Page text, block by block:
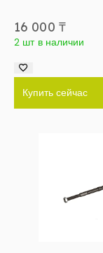
16 000 ₸
2 шт в наличии
Купить сейчас